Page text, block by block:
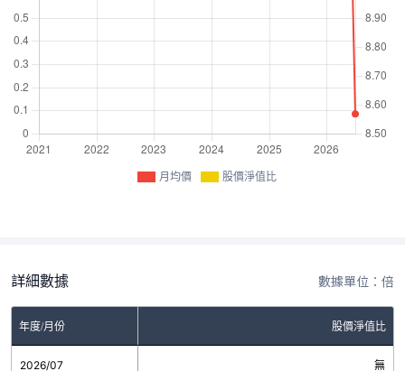
月均價 股價淨值比
詳細數據 數據單位：倍
年度/月份 股價淨值比
2026/07 無